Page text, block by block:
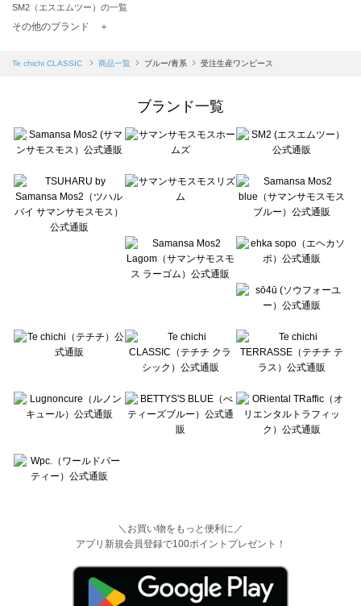
SM2（エスエムツー）の一覧
TSUHARU by Samansa Mos2（ツハルバイサマンサモスモス）の一覧
Samansa Mos2 blue（サマンサモスモス ブルー）の一覧
Te chichi（テチチ）の一覧
Te chichi CLASSIC（テチチ クラシック）の一覧
Lugnoncure（ルノンキュール）の一覧
BETTY'S BLUE（べティーズブルー）の一覧
Wpc.（ワールドパーティー）の一覧
その他のブランド ＋
Te chichi CLASSIC 商品一覧 ブルー/青系 受注生産ワンピース
ブランド一覧
＼お買い物をもっと便利に／
アプリ新規会員登録で100ポイントプレゼント！